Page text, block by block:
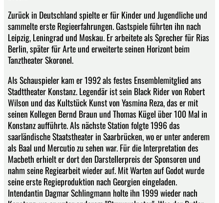
Zurück in Deutschland spielte er für Kinder und Jugendliche und
sammelte erste Regieerfahrungen. Gastspiele führten ihn nach
Leipzig, Leningrad und Moskau. Er arbeitete als Sprecher für Rias
Berlin, später für Arte und erweiterte seinen Horizont beim
Tanztheater Skoronel.
Als Schauspieler kam er 1992 als festes Ensemblemitglied ans
Stadttheater Konstanz. Legendär ist sein Black Rider von Robert
Wilson und das Kultstück Kunst von Yasmina Reza, das er mit
seinen Kollegen Bernd Braun und Thomas Kügel über 100 Mal in
Konstanz aufführte. Als nächste Station folgte 1996 das
saarländische Staatstheater in Saarbrücken, wo er unter anderem
als Baal und Mercutio zu sehen war. Für die Interpretation des
Macbeth erhielt er dort den Darstellerpreis der Sponsoren und
nahm seine Regiearbeit wieder auf. Mit Warten auf Godot wurde
seine erste Regieproduktion nach Georgien eingeladen.
Intendantin Dagmar Schlingmann holte ihn 1999 wieder nach